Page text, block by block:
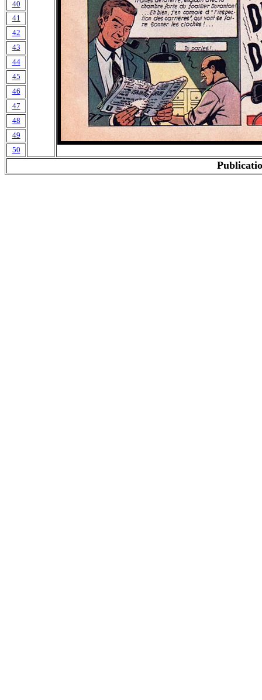
40
41
42
43
44
45
46
47
48
49
50